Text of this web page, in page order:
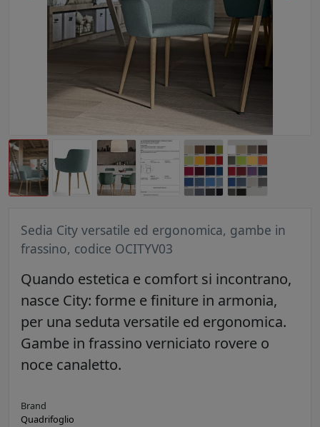
Sedia City versatile ed ergonomica, gambe in
frassino, codice OCITYV03
Quando estetica e comfort si incontrano,
nasce City: forme e finiture in armonia,
per una seduta versatile ed ergonomica.
Gambe in frassino verniciato rovere o
noce canaletto.
Brand
Quadrifoglio